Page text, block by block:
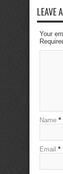
LEAVE
Your
Name *
Email *